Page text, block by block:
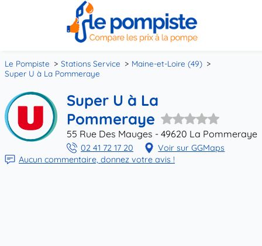
Le Pompiste Stations Service
Maine-et-Loire (49)
Super U à La Pommeraye
Super U à La
Pommeraye
55 Rue Des Mauges - 49620 La Pommeraye
02 41 72 17 20
Voir sur GGMaps
Aucun commentaire, donnez votre avis !